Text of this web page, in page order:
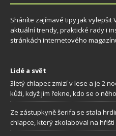
Sháníte zajímavé tipy jak vylepšit
aktuální trendy, praktické rady i
stránkách internetového
Lidé a svět
3letý chlapec zmizí v lese a je 2
kůži, když jim řekne, kdo se o
Ze zástupkyně šerifa se stala
chlapce, který zkolaboval na hřišti